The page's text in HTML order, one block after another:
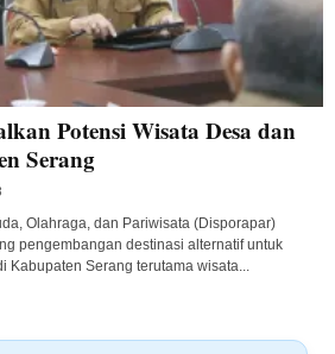
Potensi Wisata Desa dan
Serang
Olahraga, dan Pariwisata (Disporapar)
pengembangan destinasi alternatif untuk
Serang terutama wisata...